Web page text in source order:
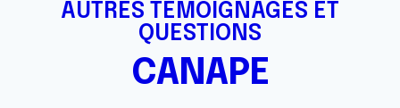
AUTRES TÉMOIGNAGES ET
QUESTIONS
CANAPE